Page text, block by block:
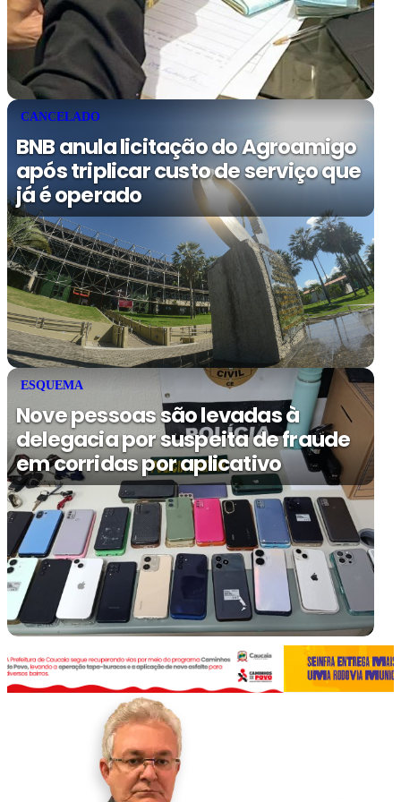
CANCELADO
BNB anula licitação do Agroamigo
após triplicar custo de serviço que
já é operado
ESQUEMA
Nove pessoas são levadas à
delegacia por suspeita de fraude
em corridas por aplicativo